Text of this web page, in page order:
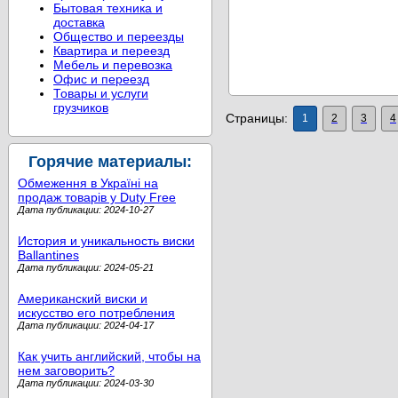
Бытовая техника и
доставка
Общество и переезды
Квартира и переезд
Мебель и перевозка
Офис и переезд
Товары и услуги
грузчиков
Горячие материалы:
Обмеження в Україні на
продаж товарів у Duty Free
Дата публикации: 2024-10-27
История и уникальность виски
Ballantines
Дата публикации: 2024-05-21
Американский виски и
искусство его потребления
Дата публикации: 2024-04-17
Как учить английский, чтобы на
нем заговорить?
Дата публикации: 2024-03-30
Страницы: 1 2 3 4